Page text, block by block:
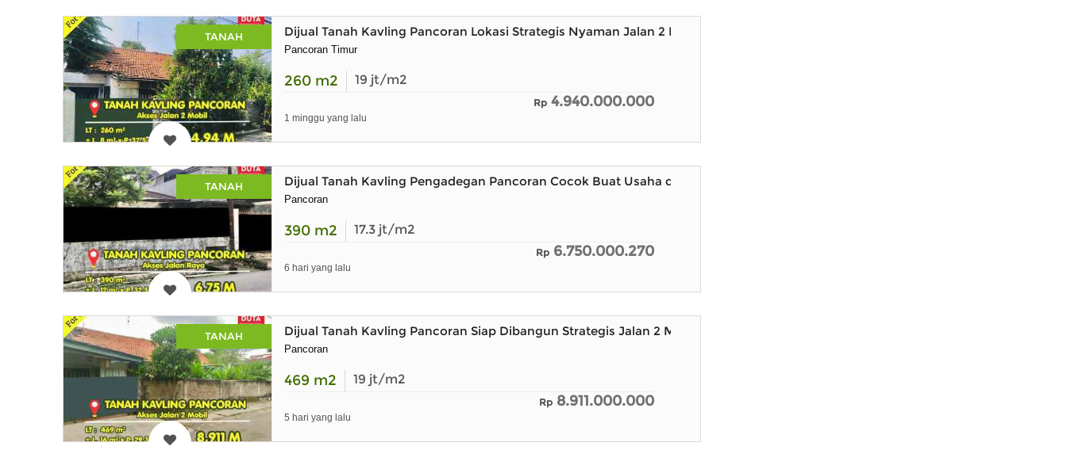
TANAH Dijual Tanah Kavling Pancoran Lokasi Strategis Nyaman Jalan 2 Mobil
Pancoran Timur
260 m2 19 jt/m2
Rp 4.940.000.000
1 minggu yang lalu
TANAH Dijual Tanah Kavling Pengadegan Pancoran Cocok Buat Usaha dan Kantor
Pancoran
390 m2 17.3 jt/m2
Rp 6.750.000.270
6 hari yang lalu
TANAH Dijual Tanah Kavling Pancoran Siap Dibangun Strategis Jalan 2 Mobil
Pancoran
469 m2 19 jt/m2
Rp 8.911.000.000
5 hari yang lalu